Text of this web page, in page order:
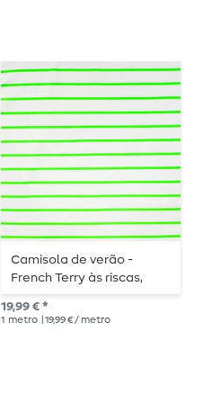
Camisola de verão -
French Terry às riscas,
branco e verde néon
19,99 € *
1 metro | 19,99 € / metro